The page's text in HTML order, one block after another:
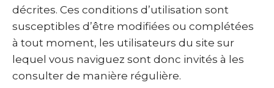
décrites. Ces conditions d’utilisation sont
susceptibles d’être modifiées ou complétées
à tout moment, les utilisateurs du site sur
lequel vous naviguez sont donc invités à les
consulter de manière régulière.